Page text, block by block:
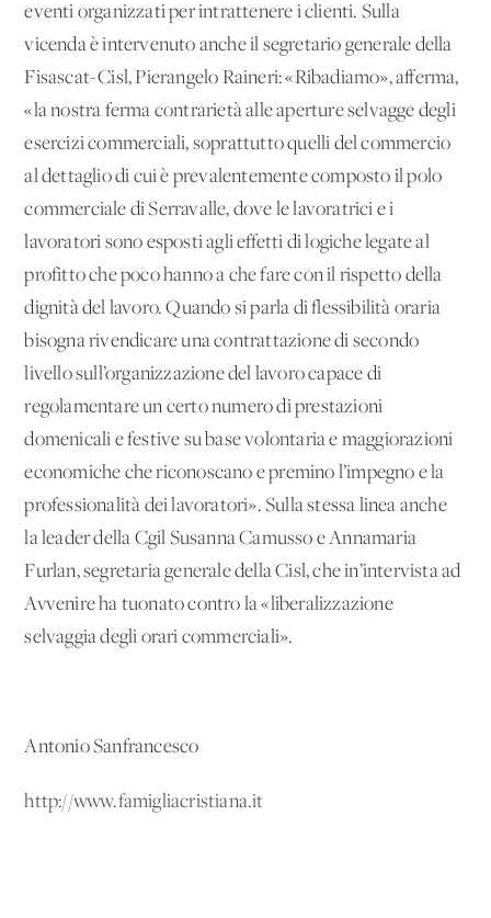
eventi organizzati per intrattenere i clienti. Sulla
vicenda è intervenuto anche il segretario generale della
Fisascat-Cisl, Pierangelo Raineri: «Ribadiamo», afferma,
«la nostra ferma contrarietà alle aperture selvagge degli
esercizi commerciali, soprattutto quelli del commercio
al dettaglio di cui è prevalentemente composto il polo
commerciale di Serravalle, dove le lavoratrici e i
lavoratori sono esposti agli effetti di logiche legate al
profitto che poco hanno a che fare con il rispetto della
dignità del lavoro. Quando si parla di flessibilità oraria
bisogna rivendicare una contrattazione di secondo
livello sull’organizzazione del lavoro capace di
regolamentare un certo numero di prestazioni
domenicali e festive su base volontaria e maggiorazioni
economiche che riconoscano e premino l’impegno e la
professionalità dei lavoratori». Sulla stessa linea anche
la leader della Cgil Susanna Camusso e Annamaria
Furlan, segretaria generale della Cisl, che in’intervista ad
Avvenire ha tuonato contro la «liberalizzazione
selvaggia degli orari commerciali».
Antonio Sanfrancesco
http://www.famigliacristiana.it